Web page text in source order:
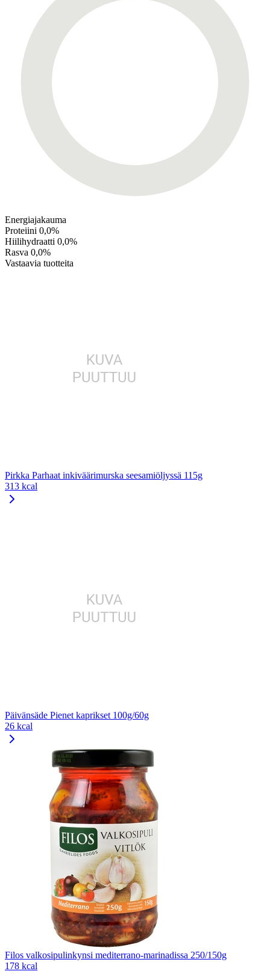
Energiajakauma
Proteiini 0,0%
Hiilihydraatti 0,0%
Rasva 0,0%
Vastaavia tuotteita
Pirkka Parhaat inkiväärimurska seesamiöljyssä 115g
313 kcal
Päivänsäde Pienet kaprikset 100g/60g
26 kcal
Filos valkosipulinkynsi mediterrano-marinadissa 250/150g
178 kcal